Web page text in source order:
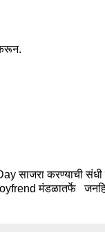
साजरा करण्याची संधी
मंडळातर्फे